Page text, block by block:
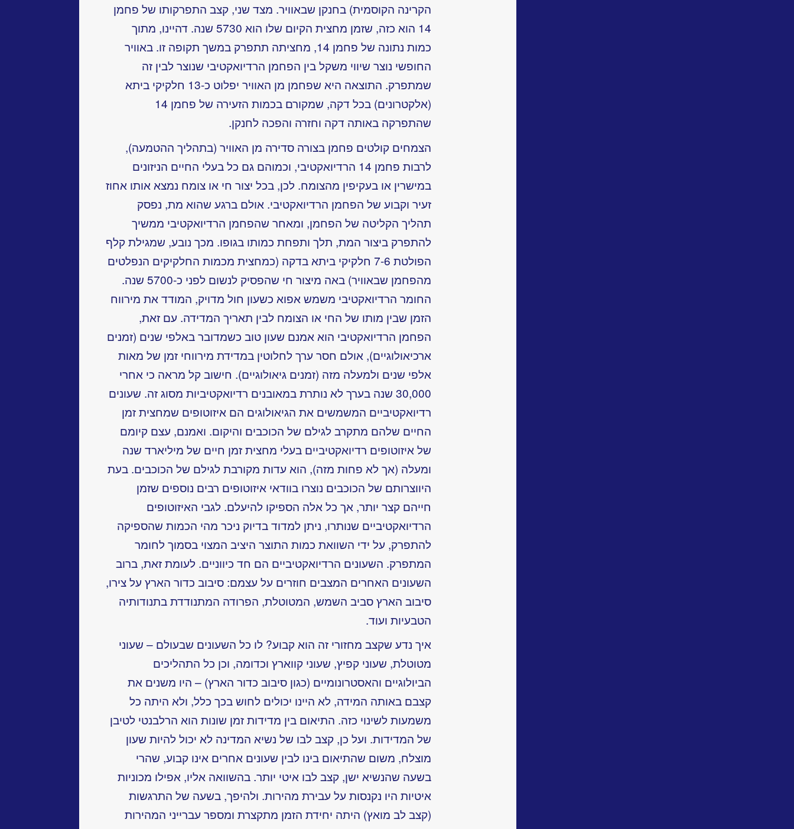
הקרינה הקוסמית) בחנקן שבאוויר. מצד שני, קצב התפרקותו של פחמן
14 הוא כזה, שזמן מחצית הקיום שלו הוא 5730 שנה. דהיינו, מתוך
כמות נתונה של פחמן 14, מחציתה תתפרק במשך תקופה זו. באוויר
החופשי נוצר שיווי משקל בין הפחמן הרדיואקטיבי שנוצר לבין זה
שמתפרק. התוצאה היא שפחמן מן האוויר יפלוט כ-13 חלקיקי ביתא
(אלקטרונים) בכל דקה, שמקורם בכמות הזעירה של פחמן 14
שהתפרקה באותה דקה וחזרה והפכה לחנקן.
הצמחים קולטים פחמן בצורה סדירה מן האוויר (בתהליך ההטמעה),
לרבות פחמן 14 הרדיואקטיבי, וכמוהם גם כל בעלי החיים הניזונים
במישרין או בעקיפין מהצומח. לכן, בכל יצור חי או צומח נמצא אותו אחוז
זעיר וקבוע של הפחמן הרדיואקטיבי. אולם ברגע שהוא מת, נפסק
תהליך הקליטה של הפחמן, ומאחר שהפחמן הרדיואקטיבי ממשיך
להתפרק ביצור המת, תלך ותפחת כמותו בגופו. מכך נובע, שמגילת קלף
הפולטת 7-6 חלקיקי ביתא בדקה (כמחצית מכמות החלקיקים הנפלטים
מהפחמן שבאוויר) באה מיצור חי שהפסיק לנשום לפני כ-5700 שנה.
החומר הרדיואקטיבי משמש אפוא כשעון חול מדויק, המודד את מירווח
הזמן שבין מותו של החי או הצומח לבין תאריך המדידה. עם זאת,
הפחמן הרדיואקטיבי הוא אמנם שעון טוב כשמדובר באלפי שנים (זמנים
ארכיאולוגיים), אולם חסר ערך לחלוטין במדידת מירווחי זמן של מאות
אלפי שנים ולמעלה מזה (זמנים גיאולוגיים). חישוב קל מראה כי אחרי
30,000 שנה בערך לא נותרת במאובנים רדיואקטיביות מסוג זה. שעונים
רדיואקטיביים המשמשים את הגיאולוגים הם איזוטופים שמחצית זמן
החיים שלהם מתקרב לגילם של הכוכבים והיקום. ואמנם, עצם קיומם
של איזוטופים רדיואקטיביים בעלי מחצית זמן חיים של מיליארד שנה
ומעלה (אך לא פחות מזה), הוא עדות מקורבת לגילם של הכוכבים. בעת
היווצרותם של הכוכבים נוצרו בוודאי איזוטופים רבים נוספים שזמן
חייהם קצר יותר, אך כל אלה הספיקו להיעלם. לגבי האיזוטופים
הרדיואקטיביים שנותרו, ניתן למדוד בדיוק ניכר מהי הכמות שהספיקה
להתפרק, על ידי השוואת כמות התוצר היציב המצוי בסמוך לחומר
המתפרק. השעונים הרדיואקטיביים הם חד כיווניים. לעומת זאת, ברוב
השעונים האחרים המצבים חוזרים על עצמם: סיבוב כדור הארץ על צירו,
סיבוב הארץ סביב השמש, המטוטלת, הפרודה המתנודדת בתנודותיה
הטבעיות ועוד.
איך נדע שקצב מחזורי זה הוא קבוע? לו כל השעונים שבעולם – שעוני
מטוטלת, שעוני קפיץ, שעוני קווארץ וכדומה, וכן כל התהליכים
הביולוגיים והאסטרונומיים (כגון סיבוב כדור הארץ) – היו משנים את
קצבם באותה המידה, לא היינו יכולים לחוש בכך כלל, ולא היתה כל
משמעות לשינוי כזה. התיאום בין מדידות זמן שונות הוא הרלבנטי לטיבן
של המדידות. ועל כן, קצב לבו של נשיא המדינה לא יכול להיות שעון
מוצלח, משום שהתיאום בינו לבין שעונים אחרים אינו קבוע, שהרי
בשעה שהנשיא ישן, קצב לבו איטי יותר. בהשוואה אליו, אפילו מכוניות
איטיות היו נקנסות על עבירת מהירות. ולהיפך, בשעה של התרגשות
(קצב לב מואץ) היתה יחידת הזמן מתקצרת ומספר עברייני המהירות